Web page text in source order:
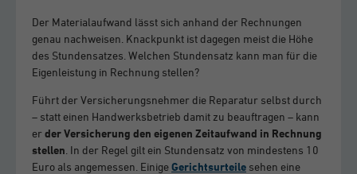
Der Materialaufwand lässt sich anhand der Rechnungen
genau nachweisen. Knackpunkt ist dagegen meist die Höhe
des Stundensatzes. Welchen Stundensatz kann man für die
Eigenleistung in Rechnung stellen?
Führt der Versicherungsnehmer die Reparatur selbst durch
– statt einen Handwerksbetrieb damit zu beauftragen – kann
erder Versicherung den eigenen Zeitaufwand in Rechnung
stellen . In der Regel gilt ein Stundensatz von mindestens 10
Euro als angemessen. EinigeGerichtsurteile sehen eine